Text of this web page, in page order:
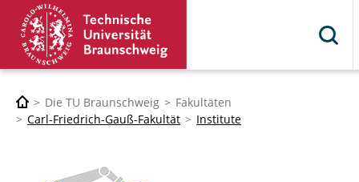
Die TU Braunschweig
Fakultäten
Carl-Friedrich-Gauß-Fakultät
Institute